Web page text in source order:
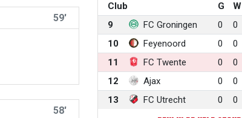
59'
58'
Club G W
9
FC Groningen 0 0
10
Feyenoord 0 0
11
FC Twente 0 0
12
Ajax 0 0
13
FC Utrecht 0 0